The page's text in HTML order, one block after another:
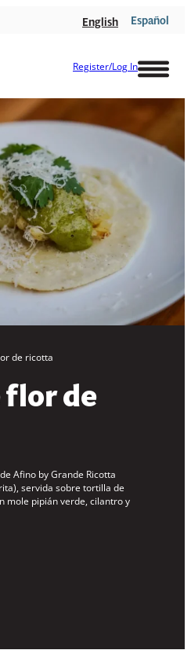
English Español
Register/Log In
de ricotta
flor de
Afino by Grande Ricotta
servida sobre tortilla de
mole pipián verde, cilantro y